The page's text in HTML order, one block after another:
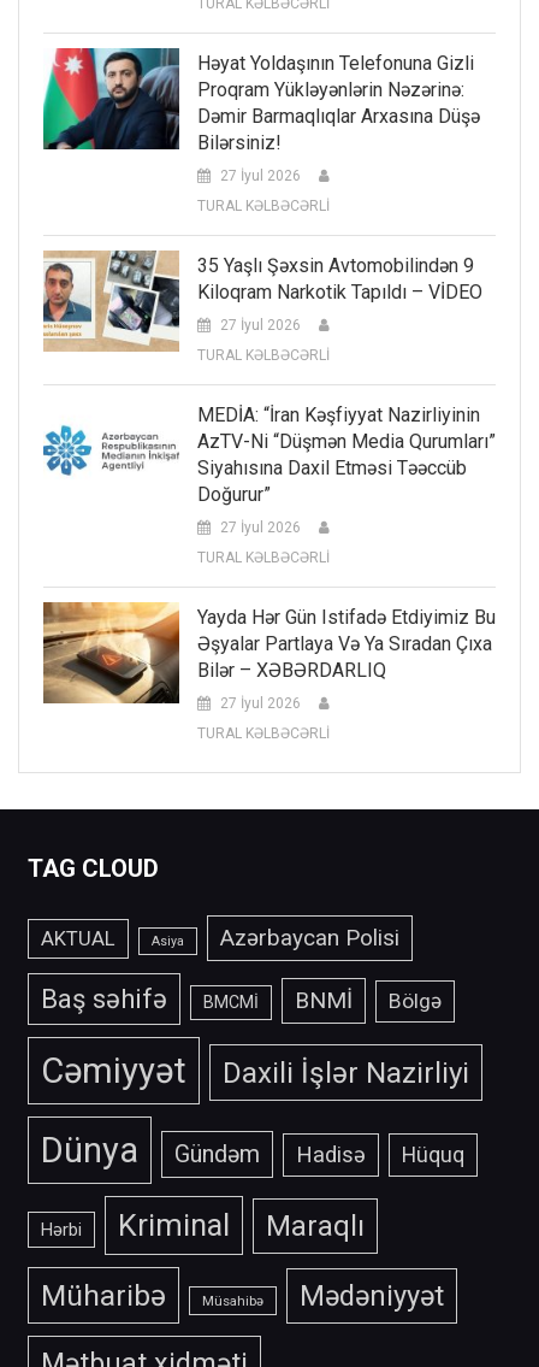
Həyat Yoldaşının Telefonuna Gizli
Proqram Yükləyənlərin Nəzərinə:
Dəmir Barmaqlıqlar Arxasına Düşə
Bilərsiniz!
27 İyul 2026
TURAL KƏLBƏCƏRLİ
35 Yaşlı Şəxsin Avtomobilindən 9
Kiloqram Narkotik Tapıldı – VİDEO
27 İyul 2026
TURAL KƏLBƏCƏRLİ
MEDİA: “İran Kəşfiyyat Nazirliyinin
AzTV-Ni “düşmən Media Qurumları”
Siyahısına Daxil Etməsi Təəccüb
Doğurur”
27 İyul 2026
TURAL KƏLBƏCƏRLİ
Yayda Hər Gün Istifadə Etdiyimiz Bu
Əşyalar Partlaya Və Ya Sıradan Çıxa
Bilər – XƏBƏRDARLIQ
27 İyul 2026
TURAL KƏLBƏCƏRLİ
TAG CLOUD
AKTUAL Asiya Azərbaycan Polisi
Baş səhifə BMCMİ BNMİ Bölgə
Cəmiyyət Daxili İşlər Nazirliyi
Dünya Gündəm Hadisə Hüquq
Hərbi Kriminal Maraqlı
Müharibə Müsahibə
Mədəniyyət